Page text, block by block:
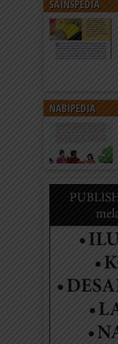
SAINSPEDIA
NABIPEDIA